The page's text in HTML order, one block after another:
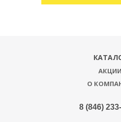
АКЦИИ
О
8 (846)